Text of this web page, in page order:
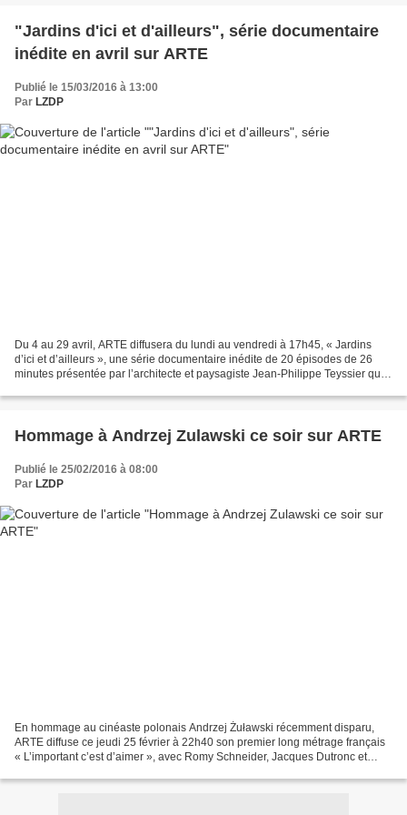
"Jardins d'ici et d'ailleurs", série documentaire
inédite en avril sur ARTE
Publié le 15/03/2016 à 13:00
Par LZDP
Du 4 au 29 avril, ARTE diffusera du lundi au vendredi à 17h45, « Jardins
d’ici et d’ailleurs », une série documentaire inédite de 20 épisodes de 26
minutes présentée par l’architecte et paysagiste Jean-Philippe Teyssier qui
Hommage à Andrzej Zulawski ce soir sur ARTE
Publié le 25/02/2016 à 08:00
Par LZDP
En hommage au cinéaste polonais Andrzej Żuławski récemment disparu,
ARTE diffuse ce jeudi 25 février à 22h40 son premier long métrage français
« L’important c’est d’aimer », avec Romy Schneider, Jacques Dutronc et